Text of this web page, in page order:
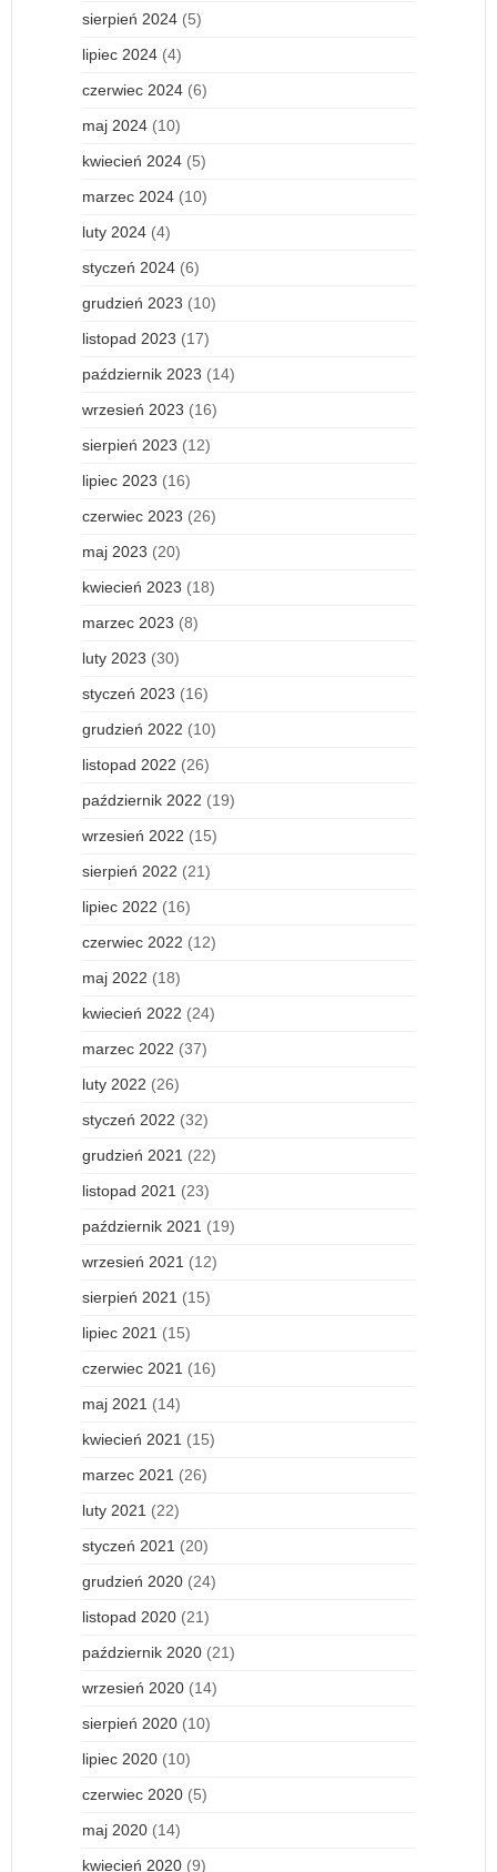
sierpień 2024 (5)
lipiec 2024 (4)
czerwiec 2024 (6)
maj 2024 (10)
kwiecień 2024 (5)
marzec 2024 (10)
luty 2024 (4)
styczeń 2024 (6)
grudzień 2023 (10)
listopad 2023 (17)
październik 2023 (14)
wrzesień 2023 (16)
sierpień 2023 (12)
lipiec 2023 (16)
czerwiec 2023 (26)
maj 2023 (20)
kwiecień 2023 (18)
marzec 2023 (8)
luty 2023 (30)
styczeń 2023 (16)
grudzień 2022 (10)
listopad 2022 (26)
październik 2022 (19)
wrzesień 2022 (15)
sierpień 2022 (21)
lipiec 2022 (16)
czerwiec 2022 (12)
maj 2022 (18)
kwiecień 2022 (24)
marzec 2022 (37)
luty 2022 (26)
styczeń 2022 (32)
grudzień 2021 (22)
listopad 2021 (23)
październik 2021 (19)
wrzesień 2021 (12)
sierpień 2021 (15)
lipiec 2021 (15)
czerwiec 2021 (16)
maj 2021 (14)
kwiecień 2021 (15)
marzec 2021 (26)
luty 2021 (22)
styczeń 2021 (20)
grudzień 2020 (24)
listopad 2020 (21)
październik 2020 (21)
wrzesień 2020 (14)
sierpień 2020 (10)
lipiec 2020 (10)
czerwiec 2020 (5)
maj 2020 (14)
kwiecień 2020 (9)